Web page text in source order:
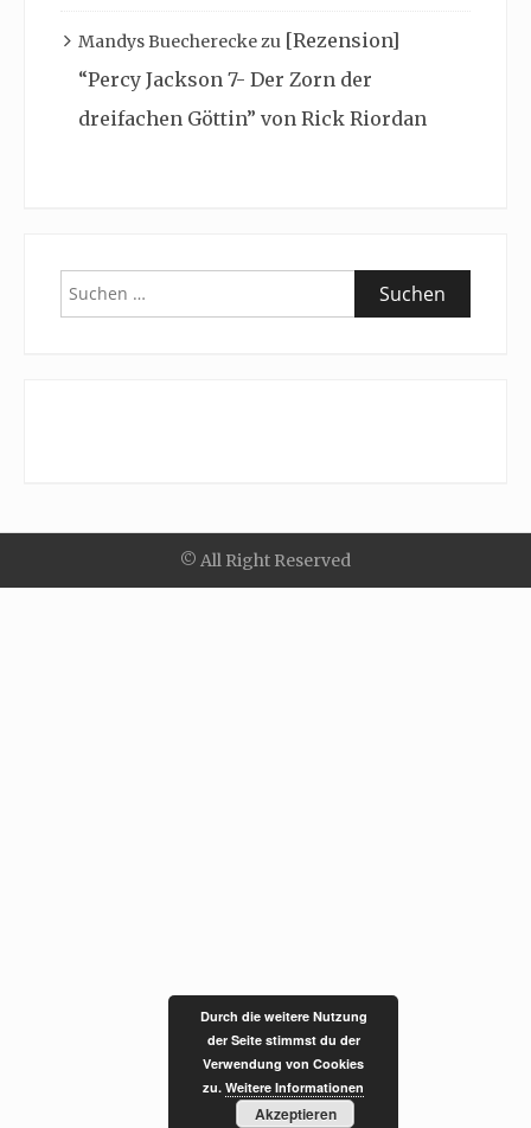
Mandys Buechereckezu [Rezension]
“Percy Jackson 7- Der Zorn der
dreifachen Göttin” von Rick Riordan
Suchen
nach:
© All Right Reserved
Durch die weitere Nutzung
der Seite stimmst du der
Verwendung von Cookies
zu. Weitere Informationen
Akzeptieren